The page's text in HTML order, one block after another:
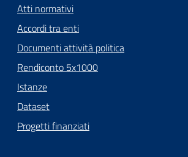
Atti normativi
Accordi tra enti
Documenti attività politica
Rendiconto 5x1000
Istanze
Dataset
Progetti finanziati